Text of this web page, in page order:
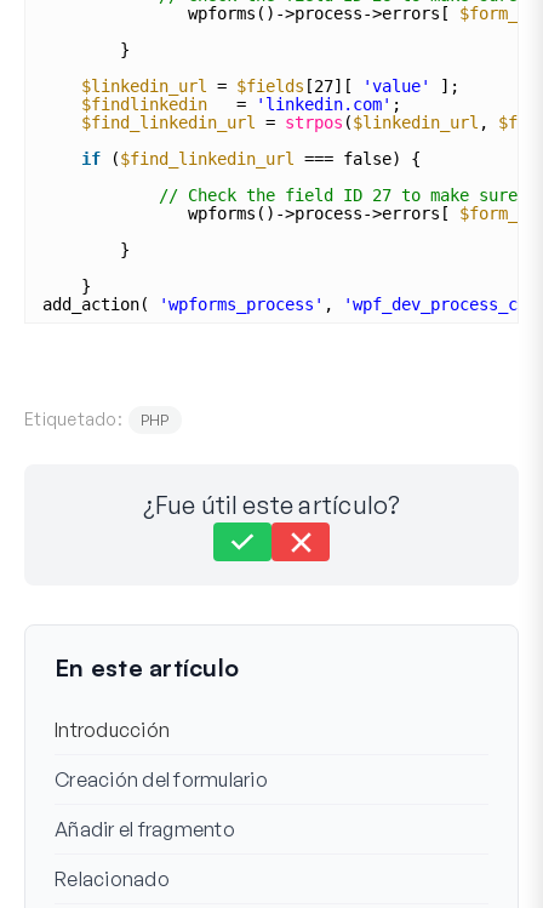
wpforms()->process->errors[
}
$linkedin_url = $fields [27][ 'value'
];
$findlinkedin
= 'linkedin.com' ;
$find_linkedin_url = strpos ($linkedin_url ,
if
($find_linkedin_url === false) {
// Check the field ID 27 to make sure
wpforms()->process->errors[
}
}
add_action(
'wpforms_process' ,
Etiquetado: PHP
¿Fue útil este artículo?
Última actualización el 26 jun 2023
En este artículo
Introducción
Creación del formulario
Añadir el fragmento
Relacionado